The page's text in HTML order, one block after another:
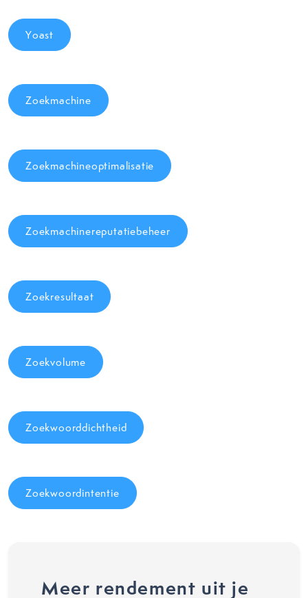
Yoast
Zoekmachine
Zoekmachineoptimalisatie
Zoekmachinereputatiebeheer
Zoekresultaat
Zoekvolume
Zoekwoorddichtheid
Zoekwoordintentie
Meer rendement uit je